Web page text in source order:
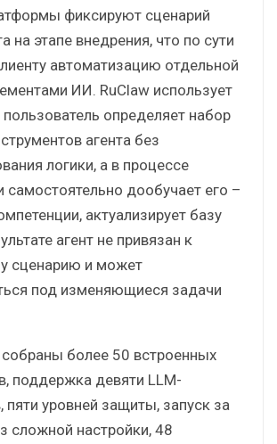
фиксируют сценарий
на этапе внедрения, что по сути
автоматизацию отдельной
ИИ. RuClaw использует
определяет набор
агента без
логики, а в процессе
самостоятельно дообучает его –
актуализирует базу
агент не привязан к
сценарию и может
под изменяющиеся задачи
более 50 встроенных
поддержка девяти LLM-
пяти уровней защиты, запуск за
сложной настройки, 48